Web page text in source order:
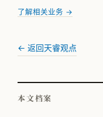
了解相关业务 →
← 返回天睿观点
本文档案